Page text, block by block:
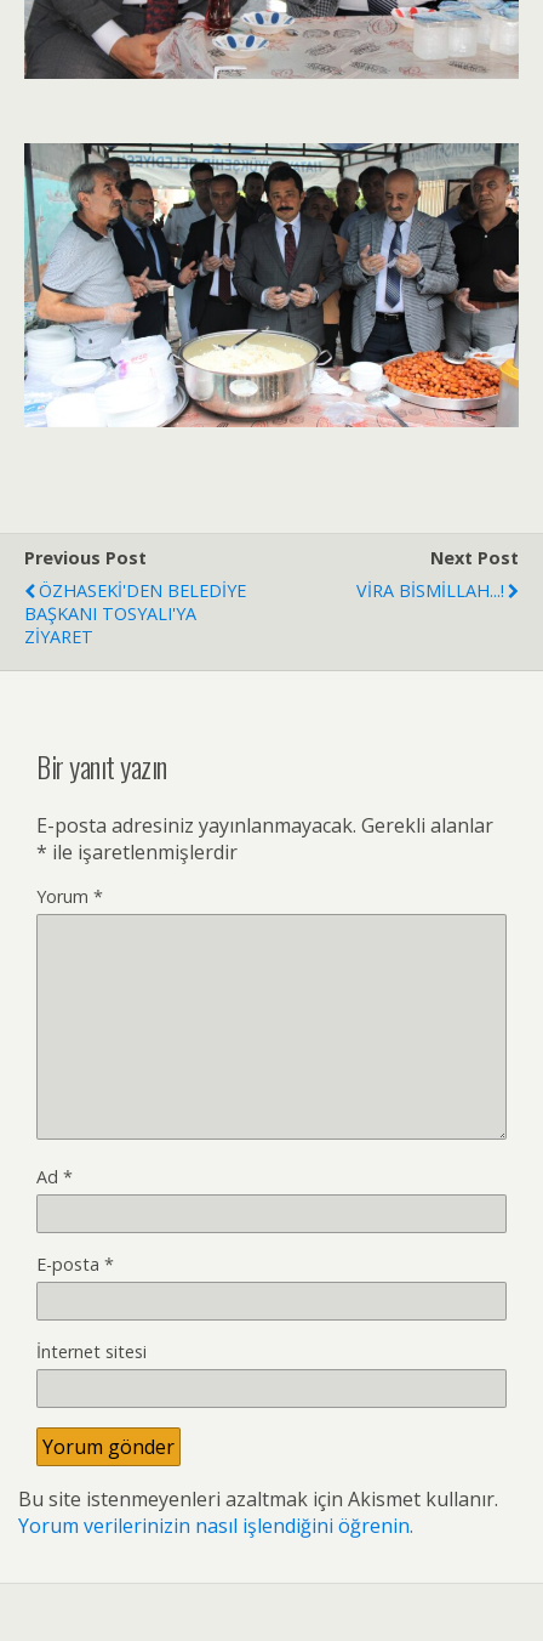
Previous Post
ÖZHASEKİ'DEN BELEDİYE
BAŞKANI TOSYALI'YA
ZİYARET
Next Post
VİRA BİSMİLLAH...!
Bir yanıt yazın
E-posta adresiniz yayınlanmayacak. Gerekli alanlar
* ile işaretlenmişlerdir
Yorum *
Ad *
E-posta *
İnternet sitesi
Bu site istenmeyenleri azaltmak için Akismet kullanır.
Yorum verilerinizin nasıl işlendiğini öğrenin.